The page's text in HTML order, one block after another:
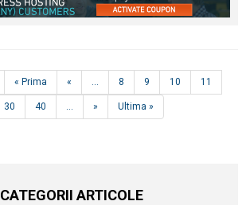
« Prima « ... 8 9 10 11
30 40 ... » Ultima »
CATEGORII ARTICOLE